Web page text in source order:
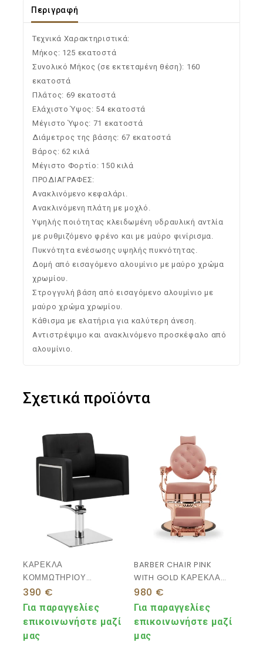
Περιγραφή
Τεχνικά Χαρακτηριστικά:
Μήκος: 125 εκατοστά
Συνολικό Μήκος (σε εκτεταμένη θέση): 160
εκατοστά
Πλάτος: 69 εκατοστά
Ελάχιστο Ύψος: 54 εκατοστά
Μέγιστο Ύψος: 71 εκατοστά
Διάμετρος της βάσης: 67 εκατοστά
Βάρος: 62 κιλά
Μέγιστο Φορτίο: 150 κιλά
ΠΡΟΔΙΑΓΡΑΦΕΣ:
Ανακλινόμενο κεφαλάρι.
Ανακλινόμενη πλάτη με μοχλό.
Υψηλής ποιότητας κλειδωμένη υδραυλική αντλία
με ρυθμιζόμενο φρένο και με μαύρο φινίρισμα.
Πυκνότητα ενέσωσης υψηλής πυκνότητας.
Δομή από εισαγόμενο αλουμίνιο με μαύρο χρώμα
χρωμίου.
Στρογγυλή βάση από εισαγόμενο αλουμίνιο με
μαύρο χρώμα χρωμίου.
Κάθισμα με ελατήρια για καλύτερη άνεση.
Αντιστρέψιμο και ανακλινόμενο προσκέφαλο από
αλουμίνιο.
Σχετικά προϊόντα
ΚΑΡΕΚΛΑ
ΚΟΜΜΩΤΗΡΙΟΥ
ΥΔΡΑΥΛΙΚΗ
ΠΕΡΙΣΤΡΕΦΟΜΕΝΗ
390 €
Για παραγγελίες
επικοινωνήστε μαζί
μας
BARBER CHAIR PINK
WITH GOLD ΚΑΡΕΚΛΑ
ΚΟΥΡΕΙΟΥ ΡΟΖ
980 €
Για παραγγελίες
επικοινωνήστε μαζί
μας